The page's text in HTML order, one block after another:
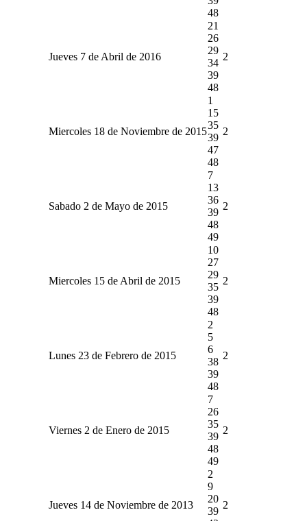
48
Jueves 7 de Abril de 2016
21
26
29
34
39
48
2
Miercoles 18 de Noviembre de 2015
1
15
35
39
47
48
2
Sabado 2 de Mayo de 2015
7
13
36
39
48
49
2
Miercoles 15 de Abril de 2015
10
27
29
35
39
48
2
Lunes 23 de Febrero de 2015
2
5
6
38
39
48
2
Viernes 2 de Enero de 2015
7
26
35
39
48
49
2
Jueves 14 de Noviembre de 2013
2
9
20
39
2